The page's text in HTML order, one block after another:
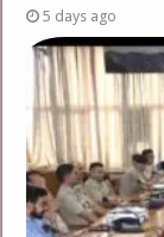
5 days ago